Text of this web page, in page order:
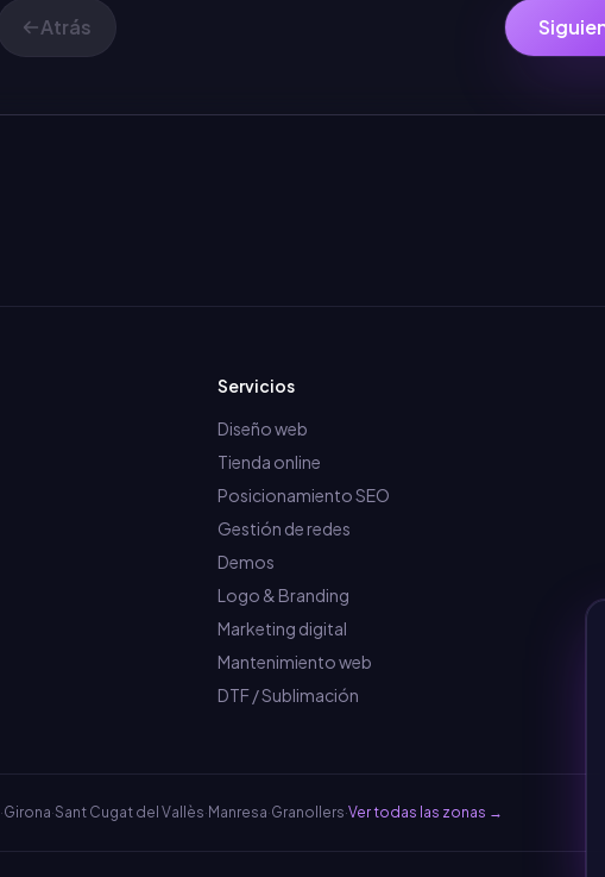
Atrás
Servicios
Diseño web
Tienda online
Posicionamiento SEO
Gestión de redes
Demos
Logo & Branding
Marketing digital
Mantenimiento web
DTF / Sublimación
·Girona·Sant Cugat del Vallès· Manresa·Granollers·Ver todas las zonas →